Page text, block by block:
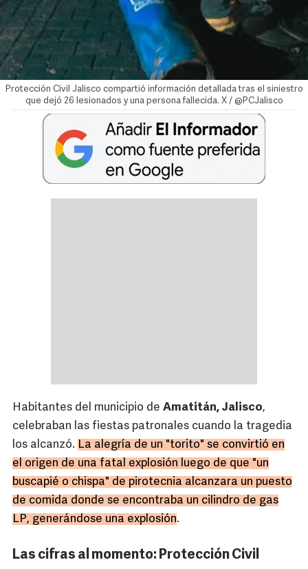
Protección Civil Jalisco compartió información detallada tras el siniestro
que dejó 26 lesionados y una persona fallecida. X / @PCJalisco
Habitantes del municipio de Amatitán, Jalisco,
celebraban las fiestas patronales cuando la tragedia
los alcanzó. La alegría de un "torito" se convirtió en
el origen de una fatal explosión luego de que "un
buscapié o chispa" de pirotecnia alcanzara un puesto
de comida donde se encontraba un cilindro de gas
LP, generándose una explosión.
Las cifras al momento: Protección Civil